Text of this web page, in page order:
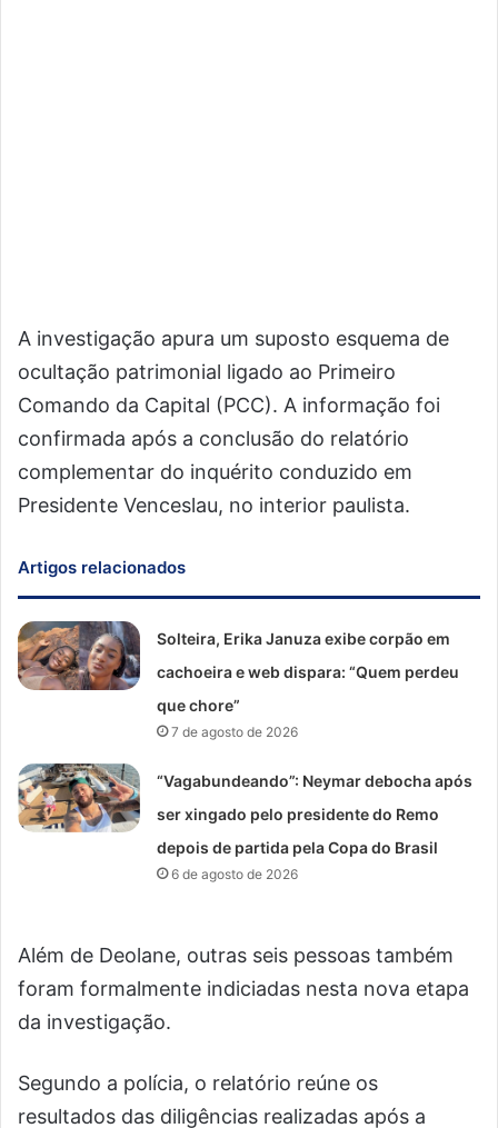
A investigação apura um suposto esquema de
ocultação patrimonial ligado ao Primeiro
Comando da Capital (PCC). A informação foi
confirmada após a conclusão do relatório
complementar do inquérito conduzido em
Presidente Venceslau, no interior paulista.
Artigos relacionados
Solteira, Erika Januza exibe corpão em
cachoeira e web dispara: “Quem perdeu
que chore”
7 de agosto de 2026
“Vagabundeando”: Neymar debocha após
ser xingado pelo presidente do Remo
depois de partida pela Copa do Brasil
6 de agosto de 2026
Além de Deolane, outras seis pessoas também
foram formalmente indiciadas nesta nova etapa
da investigação.
Segundo a polícia, o relatório reúne os
resultados das diligências realizadas após a